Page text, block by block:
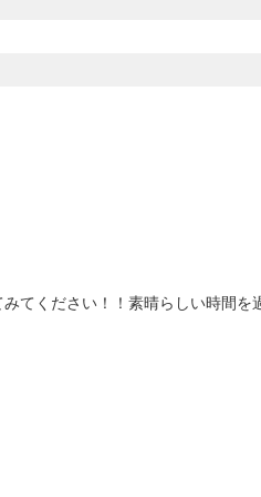
てください！！素晴らしい時間を